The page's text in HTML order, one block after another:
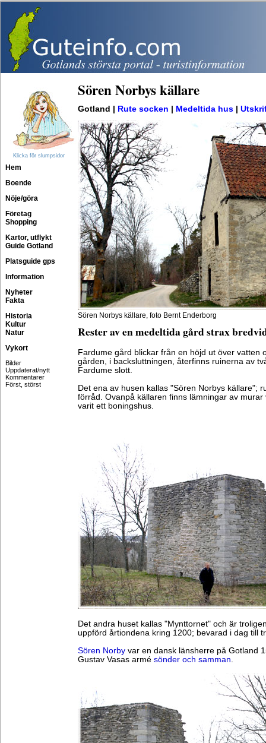
Klicka för slumpsidor
Hem
Boende
Nöje/göra
Företag
Shopping
Kartor, utflykt
Guide Gotland
Platsguide gps
Information
Nyheter
Fakta
Historia
Kultur
Natur
Vykort
Bilder
Uppdaterat/nytt
Kommentarer
Först, störst
Sören Norbys källare
Gotland | Rute socken Medeltida hus
Sören Norbys källare, foto Bernt Enderborg
Rester av en medeltida gård strax
Fardume gård blickar från en höjd ut över vatten
gården, i backsluttningen, återfinns ruinerna av
Fardume slott.
Det ena av husen kallas "Sören Norbys källare";
förråd. Ovanpå källaren finns lämningar av
varit ett boningshus.
Det andra huset kallas "Mynttornet" och är
uppförd årtiondena kring 1200; bevarad i dag till
Sören Norby var en dansk länsherre på Gotland
Gustav Vasas armé sönder och samman.